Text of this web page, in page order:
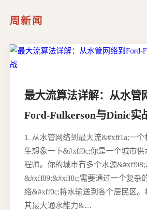
周新闻
最大流算法详解：从水管
Ford-Fulkerson与Dinic实
1. 从水管网络到最大流&#xff1a;一
生想象一下&#xff0c;你是一个城市供
程师。你的城市有多个水源&#xff08;
&#xff09;&#xff0c;需要通过一个复杂
络&#xff0c;将水输送到各个居民区。
其最大通水能力&…